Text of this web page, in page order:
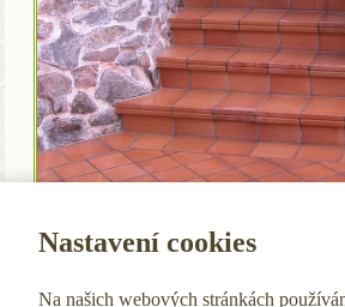
Nastavení cookies
Na našich webových stránkách